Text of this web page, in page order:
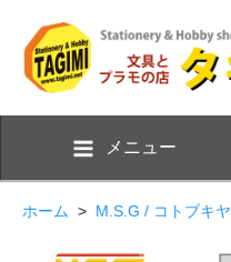
メニュー
ホーム > M.S.G / コトブキヤ